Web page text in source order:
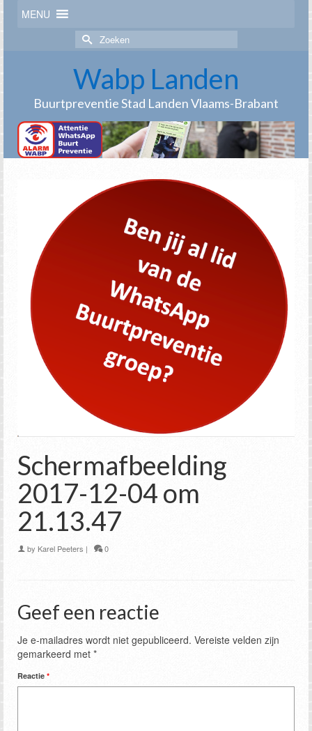
MENU
Zoek
naar:
Wabp Landen
Buurtpreventie Stad Landen Vlaams-Brabant
Schermafbeelding
2017-12-04 om
21.13.47
by Karel Peeters | 0
Geef een reactie
Je e-mailadres wordt niet gepubliceerd. Vereiste velden zijn
gemarkeerd met *
Reactie *